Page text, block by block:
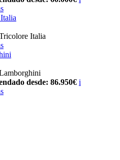
Italia
desde: 86.950€ i